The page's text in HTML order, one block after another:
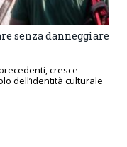
senza danneggiare
cresce
dell’identità culturale